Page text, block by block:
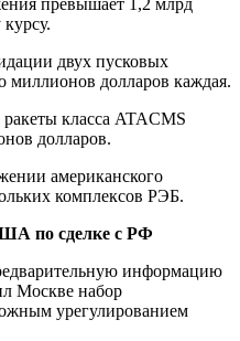
двух пусковых
миллионов долларов каждая.
класса ATACMS
долларов.
американского
комплексов РЭБ.
по сделке с РФ
информацию
Москве набор
урегулированием